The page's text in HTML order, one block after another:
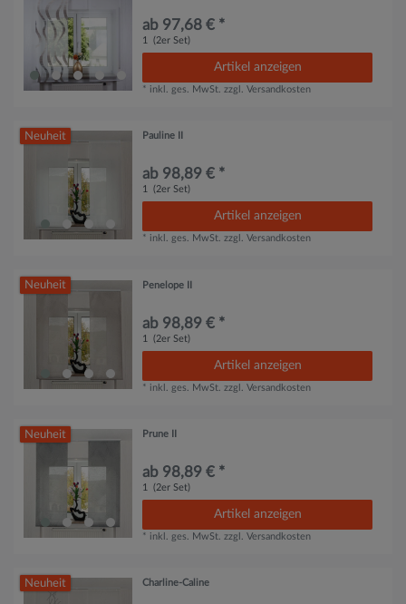
ab 97,68 € *
1 (2er Set)
Artikel anzeigen
* inkl. ges. MwSt. zzgl.Versandkosten
Neuheit Pauline II
ab 98,89 € *
1 (2er Set)
Artikel anzeigen
* inkl. ges. MwSt. zzgl.Versandkosten
Neuheit Penelope II
ab 98,89 € *
1 (2er Set)
Artikel anzeigen
* inkl. ges. MwSt. zzgl.Versandkosten
Neuheit Prune II
ab 98,89 € *
1 (2er Set)
Artikel anzeigen
* inkl. ges. MwSt. zzgl.Versandkosten
Neuheit Charline-Caline